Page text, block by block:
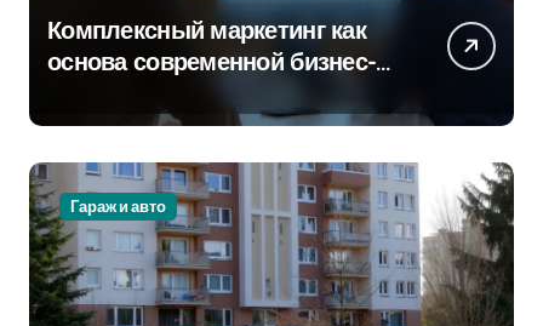
Комплексный маркетинг как
основа современной бизнес-
Гараж и авто